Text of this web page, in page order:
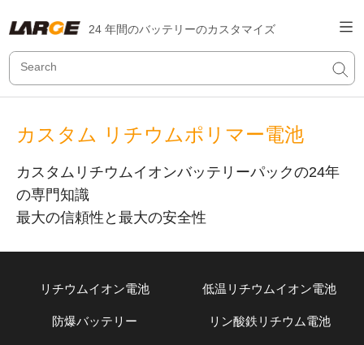
24 年間のバッテリーのカスタマイズ
カスタム リチウムポリマー電池
カスタムリチウムイオンバッテリーパックの24年
の専門知識
最大の信頼性と最大の安全性
リチウムイオン電池 低温リチウムイオン電池
防爆バッテリー リン酸鉄リチウム電池